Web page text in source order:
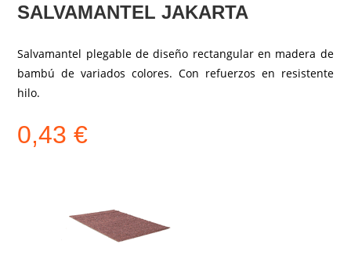
SALVAMANTEL JAKARTA
Salvamantel plegable de diseño rectangular en madera de
bambú de variados colores. Con refuerzos en resistente
hilo.
0,43€